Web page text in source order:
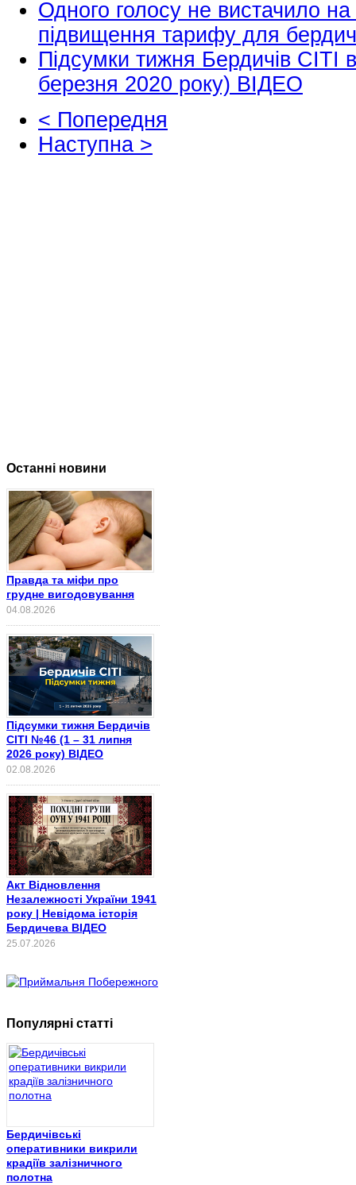
Одного голосу не вистачило на
підвищення тарифу для
Підсумки тижня Бердичів
березня 2020 року) ВІДЕО
< Попередня
Наступна >
Останні новини
Правда та міфи про
грудне вигодовування
04.08.2026
Підсумки тижня Бердичів
СІТІ №46 (1 – 31 липня
2026 року) ВІДЕО
02.08.2026
Акт Відновлення
Незалежності України 1941
року | Невідома історія
Бердичева ВІДЕО
25.07.2026
Популярні статті
Бердичівські
оперативники викрили
крадіїв залізничного
полотна